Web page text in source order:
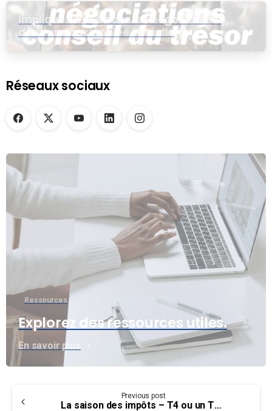
Impliquez-vous dans les négociations
dans une assemblée virtuelle
Réseaux sociaux
Ressources
Explorez des ressources utiles.
En savoir plus
Previous post
La saison des impôts – T4 ou un T4A ?